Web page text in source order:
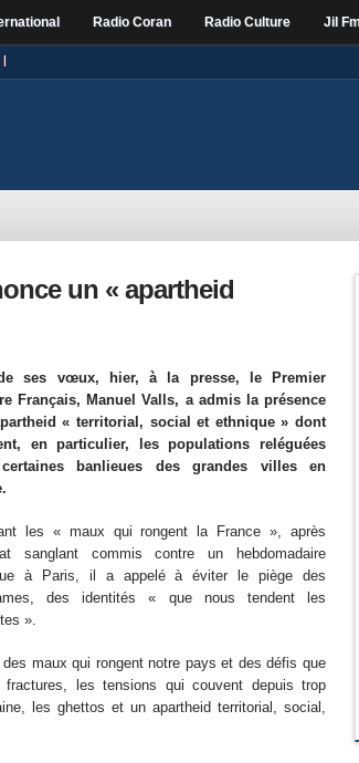
Radio Coran Radio Culture Jil
un « apartheid
ses vœux, hier, à la presse, le Premier
Français, Manuel Valls, a admis la présence
« territorial, social et ethnique » dont
en particulier, les populations reléguées
banlieues des grandes villes en
les « maux qui rongent la France », après
sanglant commis contre un hebdomadaire
à Paris, il a appelé à éviter le piège des
des identités « que nous tendent les
».
maux qui rongent notre pays et des défis que
les tensions qui couvent depuis trop
les ghettos et un apartheid territorial, social,